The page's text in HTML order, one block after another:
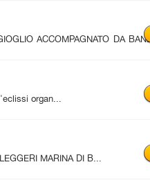
ACCOMPAGNATO DA BAND
organ...
MARINA DI B...